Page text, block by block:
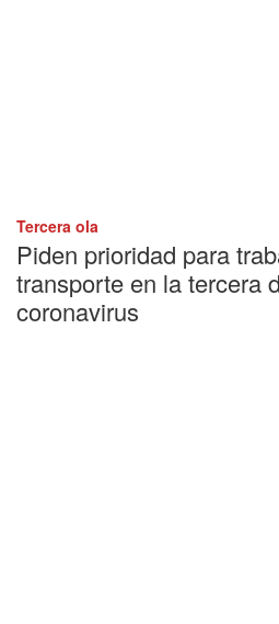
Tercera ola
Piden prioridad para
transporte en la tercera
coronavirus